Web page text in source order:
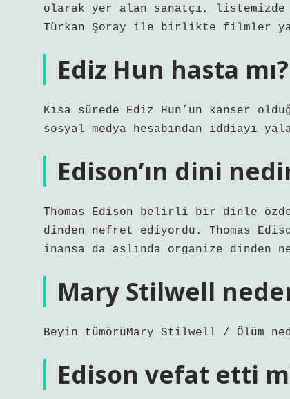
olarak yer alan sanatçı,
Türkan Şoray ile birlikte filmler
Ediz Hun hasta mı?
Kısa sürede Ediz Hun’un kanser
sosyal medya hesabından iddiayı
Edison’ın dini
Thomas Edison belirli bir dinle
dinden nefret ediyordu. Thomas
inansa da aslında organize dinden
Mary Stilwell
Beyin tümörüMary Stilwell / Ölüm
Edison vefat etti